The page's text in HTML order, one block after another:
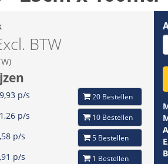
BTW
p/s 20 Bestellen
p/s 10 Bestellen
p/s 5 Bestellen
p/s 1 Bestellen